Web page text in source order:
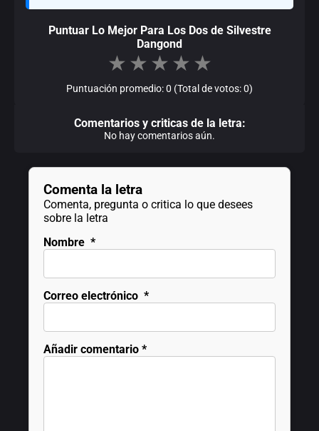
Puntuar Lo Mejor Para Los Dos de Silvestre
Dangond
★ ★ ★ ★ ★
Puntuación promedio: 0 (Total de votos: 0)
Comentarios y criticas de la letra:
No hay comentarios aún.
Comenta la letra
Comenta, pregunta o critica lo que desees
sobre la letra
Nombre *
Correo electrónico *
Añadir comentario *